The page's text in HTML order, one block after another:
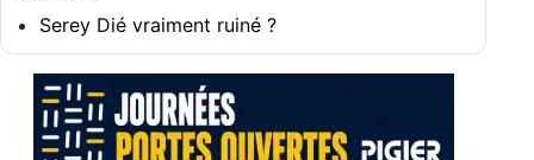
Serey Dié vraiment ruiné ?